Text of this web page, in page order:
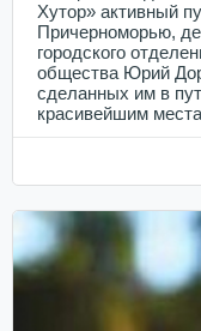
Хутор» активный
Причерноморью,
городского
общества Юрий
сделанных им в
красивейшим